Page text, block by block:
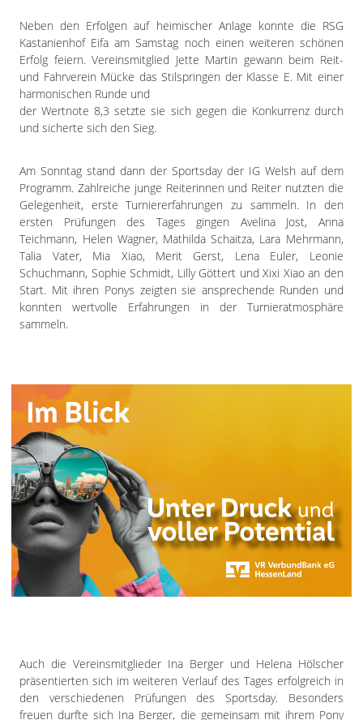
Neben den Erfolgen auf heimischer Anlage konnte die RSG
Kastanienhof Eifa am Samstag noch einen weiteren schönen
Erfolg feiern. Vereinsmitglied Jette Martin gewann beim Reit-
und Fahrverein Mücke das Stilspringen der Klasse E. Mit einer
harmonischen Runde und
der Wertnote 8,3 setzte sie sich gegen die Konkurrenz durch
und sicherte sich den Sieg.
Am Sonntag stand dann der Sportsday der IG Welsh auf dem
Programm. Zahlreiche junge Reiterinnen und Reiter nutzten die
Gelegenheit, erste Turniererfahrungen zu sammeln. In den
ersten Prüfungen des Tages gingen Avelina Jost, Anna
Teichmann, Helen Wagner, Mathilda Schaitza, Lara Mehrmann,
Talia Vater, Mia Xiao, Merit Gerst, Lena Euler, Leonie
Schuchmann, Sophie Schmidt, Lilly Göttert und Xixi Xiao an den
Start. Mit ihren Ponys zeigten sie ansprechende Runden und
konnten wertvolle Erfahrungen in der Turnieratmosphäre
sammeln.
Auch die Vereinsmitglieder Ina Berger und Helena Hölscher
präsentierten sich im weiteren Verlauf des Tages erfolgreich in
den verschiedenen Prüfungen des Sportsday. Besonders
freuen durfte sich Ina Berger, die gemeinsam mit ihrem Pony